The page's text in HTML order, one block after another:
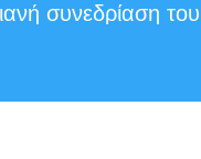
συνεδρίαση